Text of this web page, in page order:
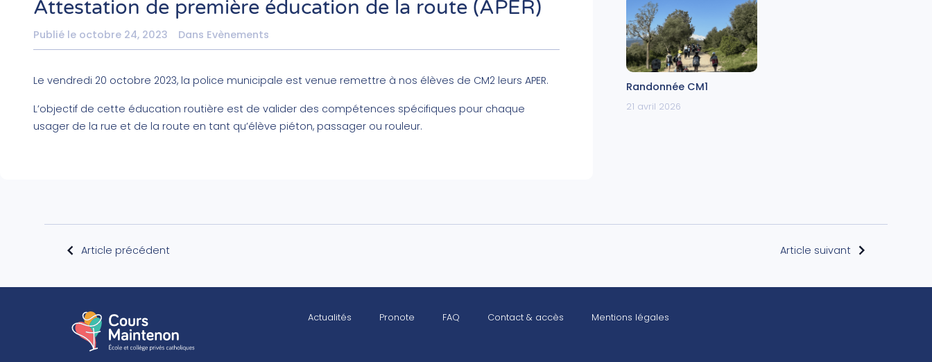
Attestation de première éducation de la route (APER)
Publié le octobre 24, 2023 Dans Evènements
Le vendredi 20 octobre 2023, la police municipale est venue remettre à nos élèves de CM2 leurs APER.
L’objectif de cette éducation routière est de valider des compétences spécifiques pour chaque
usager de la rue et de la route en tant qu’élève piéton, passager ou rouleur.
Randonnée CM1
21 avril 2026
Article précédent Article suivant
Actualités Pronote FAQ Contact & accès Mentions légales